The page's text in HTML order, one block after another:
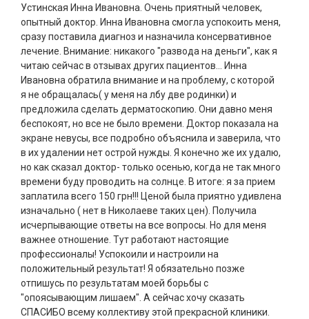
Устинская Инна Ивановна. Очень приятный человек,
опытный доктор. Инна Ивановна смогла успокоить меня,
сразу поставила диагноз и назначила консервативное
лечение. Внимание: никакого "развода на деньги", как я
читаю сейчас в отзывах других пациентов... Инна
Ивановна обратила внимание и на проблему, с которой
я не обращалась( у меня на лбу две родинки) и
предложила сделать дерматоскопию. Они давно меня
беспокоят, но все не было времени. Доктор показала на
экране невусы, все подробно объяснила и заверила, что
в их удалении нет острой нужды. Я конечно же их удалю,
но как сказал доктор- только осенью, когда не так много
времени буду проводить на солнце. В итоге: я за прием
заплатила всего 150 грн!!! Ценой была приятно удивлена
изначально ( нет в Николаеве таких цен). Получила
исчерпывающие ответы на все вопросы. Но для меня
важнее отношение. Тут работают настоящие
профессионалы! Успокоили и настроили на
положительный результат! Я обязательно позже
отпишусь по результатам моей борьбы с
"опоясывающим лишаем". А сейчас хочу сказать
СПАСИБО всему коллективу этой прекрасной клиники.